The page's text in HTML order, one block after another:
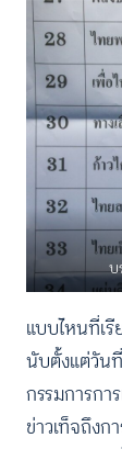
บ
แบบไหนที่เรี
นับตั้งแต่วัน
กรรมการกา
ข่าวเท็จถึง